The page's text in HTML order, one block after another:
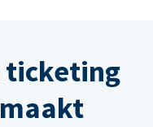
ticketing